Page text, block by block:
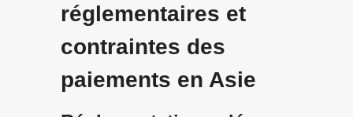
réglementaires et
contraintes des
paiements en Asie